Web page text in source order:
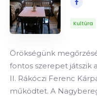
Kultúra
Örökségünk
fontos szerepet játszik
II. Rákóczi Ferenc
működtet. A